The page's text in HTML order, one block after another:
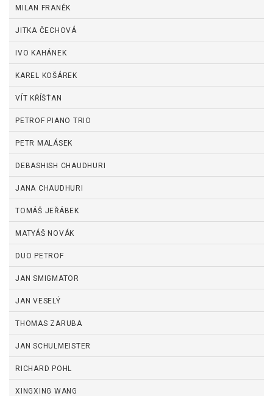
MILAN FRANĚK
JITKA ČECHOVÁ
IVO KAHÁNEK
KAREL KOŠÁREK
VÍT KŘÍŠŤAN
PETROF PIANO TRIO
PETR MALÁSEK
DEBASHISH CHAUDHURI
JANA CHAUDHURI
TOMÁŠ JEŘÁBEK
MATYÁŠ NOVÁK
DUO PETROF
JAN SMIGMATOR
JAN VESELÝ
THOMAS ZARUBA
JAN SCHULMEISTER
RICHARD POHL
XINGXING WANG